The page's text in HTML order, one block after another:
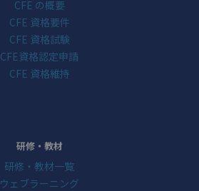
CFE の概要
CFE 資格要件
CFE 資格試験
CFE資格認定申請
CFE 資格維持
研修・教材
研修・教材一覧
ウェブラーニング